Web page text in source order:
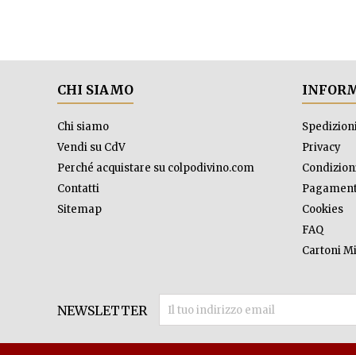
CHI SIAMO
Chi siamo
Vendi su CdV
Perché acquistare su colpodivino.com
Contatti
Sitemap
Privacy
Cookies
FAQ
Cartoni
NEWSLETTER